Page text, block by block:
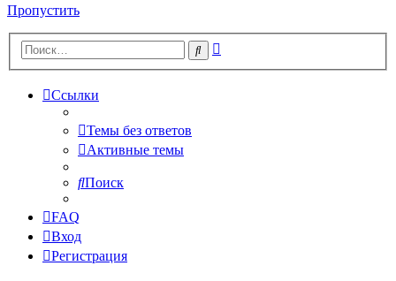
Пропустить
Поиск
Ссылки
Темы без ответов
Активные темы
Поиск
FAQ
Вход
Регистрация